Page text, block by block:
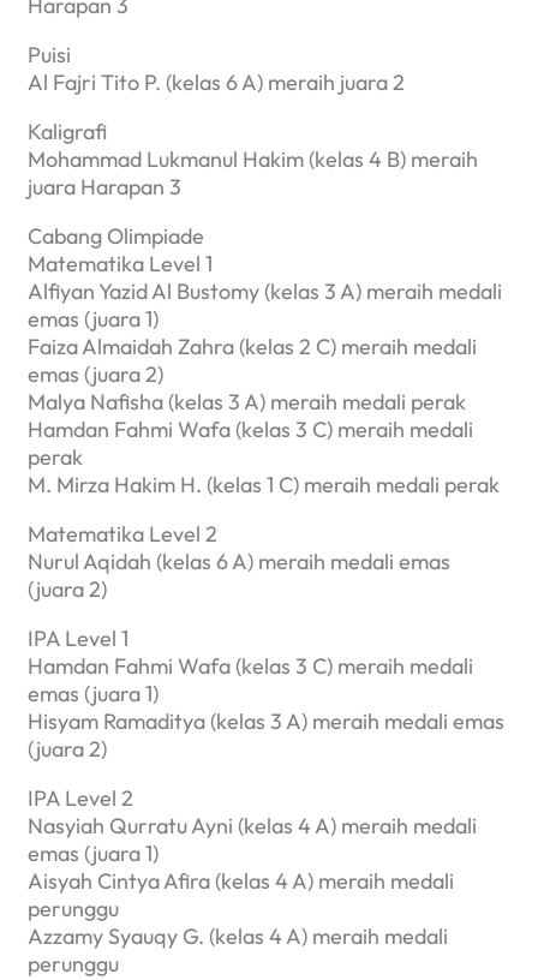
Puisi
Al Fajri Tito P. (kelas 6 A) meraih juara 2
Kaligrafi
Mohammad Lukmanul Hakim (kelas 4 B) meraih
juara Harapan 3
Cabang Olimpiade
Matematika Level 1
Alfiyan Yazid Al Bustomy (kelas 3 A) meraih medali
emas (juara 1)
Faiza Almaidah Zahra (kelas 2 C) meraih medali
emas (juara 2)
Malya Nafisha (kelas 3 A) meraih medali perak
Hamdan Fahmi Wafa (kelas 3 C) meraih medali
perak
M. Mirza Hakim H. (kelas 1 C) meraih medali perak
Matematika Level 2
Nurul Aqidah (kelas 6 A) meraih medali emas
(juara 2)
IPA Level 1
Hamdan Fahmi Wafa (kelas 3 C) meraih medali
emas (juara 1)
Hisyam Ramaditya (kelas 3 A) meraih medali emas
(juara 2)
IPA Level 2
Nasyiah Qurratu Ayni (kelas 4 A) meraih medali
emas (juara 1)
Aisyah Cintya Afira (kelas 4 A) meraih medali
perunggu
Azzamy Syauqy G. (kelas 4 A) meraih medali
perunggu